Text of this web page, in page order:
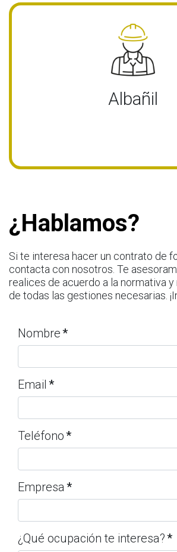
Albañil
¿Hablamos?
Si te interesa hacer un contrato de
contacta con nosotros. Te
realices de acuerdo a la normativa
de todas las gestiones necesarias.
Nombre*
Email *
Teléfono*
Empresa*
¿Qué ocupación te interesa?*